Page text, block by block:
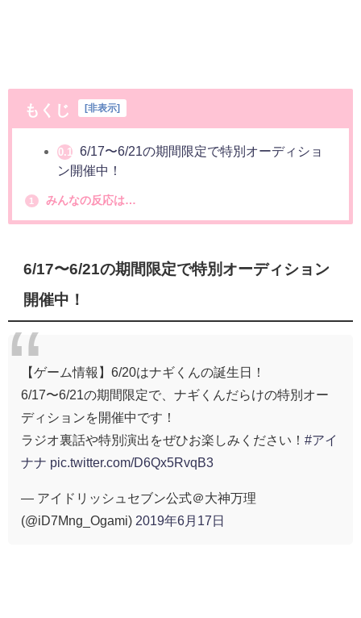
もくじ 非表示
0.1
6/17〜6/21の期間限定で特別オーディショ
ン開催中！
1 みんなの反応は…
6/17〜6/21の期間限定で特別オーディション
開催中！
【ゲーム情報】6/20はナギくんの誕生日！
6/17〜6/21の期間限定で、ナギくんだらけの特別オー
ディションを開催中です！
ラジオ裏話や特別演出をぜひお楽しみください！ #アイ
ナナ pic.twitter.com/D6Qx5RvqB3
— アイドリッシュセブン公式＠大神万理
(@iD7Mng_Ogami) 2019年6月17日